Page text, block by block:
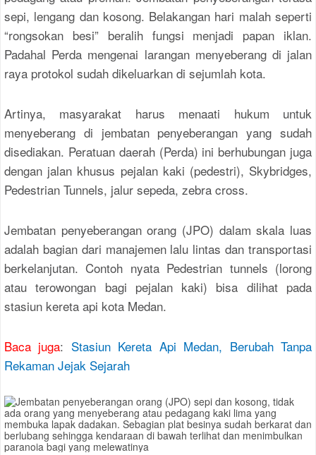
sepi, lengang dan kosong. Belakangan hari malah seperti
“rongsokan besi” beralih fungsi menjadi papan iklan.
Padahal Perda mengenai larangan menyeberang di jalan
raya protokol sudah dikeluarkan di sejumlah kota.
Artinya, masyarakat harus menaati hukum untuk
menyeberang di jembatan penyeberangan yang sudah
disediakan. Peratuan daerah (Perda) ini berhubungan juga
dengan jalan khusus pejalan kaki (pedestri), Skybridges,
Pedestrian Tunnels, jalur sepeda, zebra cross.
Jembatan penyeberangan orang (JPO) dalam skala luas
adalah bagian dari manajemen lalu lintas dan transportasi
berkelanjutan. Contoh nyata Pedestrian tunnels (lorong
atau terowongan bagi pejalan kaki) bisa dilihat pada
stasiun kereta api kota Medan.
Baca juga: Stasiun Kereta Api Medan, Berubah Tanpa
Rekaman Jejak Sejarah